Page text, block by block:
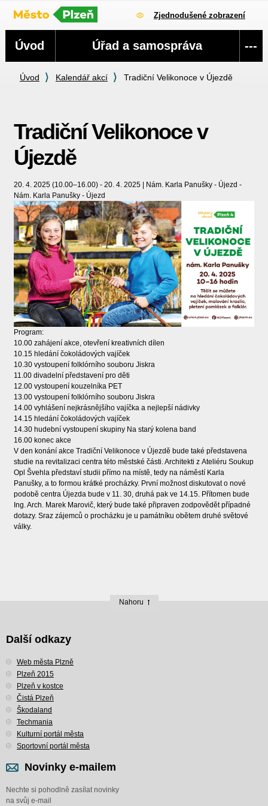
Zjednodušené zobrazení
Úvod Kalendář akcí Tradiční Velikonoce v Újezdě
Tradiční Velikonoce v
Újezdě
20. 4. 2025 (10.00–16.00) - 20. 4. 2025 | Nám. Karla Panušky - Újezd -
Nám. Karla Panušky - Újezd
Program:
10.00 zahájení akce, otevření kreativních dílen
10.15 hledání čokoládových vajíček
10.30 vystoupení folklórního souboru Jiskra
11.00 divadelní představení pro děti
12.00 vystoupení kouzelníka PET
13.00 vystoupení folklórního souboru Jiskra
14.00 vyhlášení nejkrásnějšího vajíčka a nejlepší nádivky
14.15 hledání čokoládových vajíček
14.30 hudební vystoupení skupiny Na starý kolena band
16.00 konec akce
V den konání akce Tradiční Velikonoce v Újezdě bude také představena
studie na revitalizaci centra této městské části. Architekti z Ateliéru Soukup
Opl Švehla představí studii přímo na místě, tedy na náměstí Karla
Panušky, a to formou krátké procházky. První možnost diskutovat o nové
podobě centra Újezda bude v 11. 30, druhá pak ve 14.15. Přítomen bude
Ing. Arch. Marek Marovič, který bude také připraven zodpovědět případné
dotazy. Sraz zájemců o procházku je u památníku obětem druhé světové
války.
Navigace
Úvod Úřad a samospráva ---
Nahoru
Další odkazy
Web města Plzně
Plzeň 2015
Plzeň v kostce
Čistá Plzeň
Škodaland
Techmania
Kulturní portál města
Sportovní portál města
Novinky e-mailem
Nechte si pohodlně zasílat novinky
na svůj e-mail